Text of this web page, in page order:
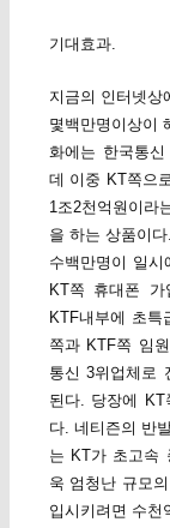
기대효과.
지금의 인터넷상
몇백만명이상이
화에는 한국통
데 이중 KT쪽으
1조2천억원이라
을 하는 상품이
수백만명이 일
KT쪽 휴대폰
KTF내부에 초
쪽과 KTF쪽 임
통신 3위업체로
된다. 당장에
다. 네티즌의 반
는 KT가 초고속
욱 엄청난 규모
입시키려면 수